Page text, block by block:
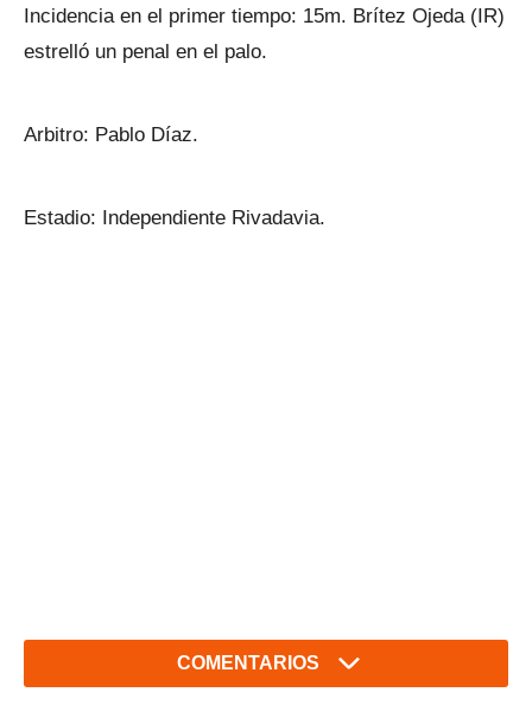
Incidencia en el primer tiempo: 15m. Brítez Ojeda (IR)
estrelló un penal en el palo.
Arbitro: Pablo Díaz.
Estadio: Independiente Rivadavia.
COMENTARIOS